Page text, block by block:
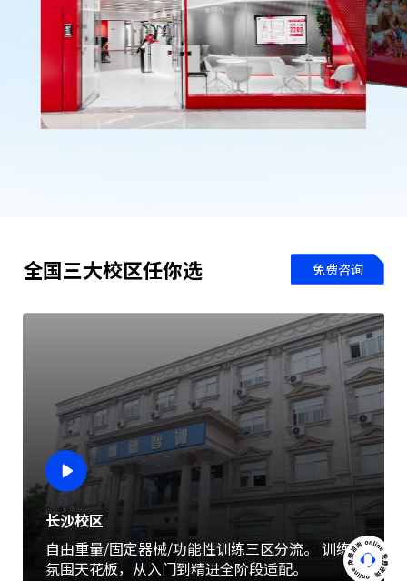
全国三大校区任你选 免费咨询
长沙校区
自由重量/固定器械/功能性训练三区分流。 训练
氛围天花板，从入门到精进全阶段适配。